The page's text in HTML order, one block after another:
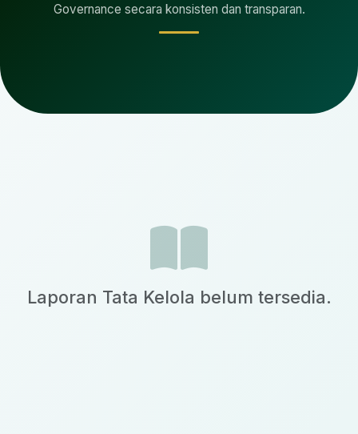
Governance secara konsisten dan transparan.
Laporan Tata Kelola belum tersedia.